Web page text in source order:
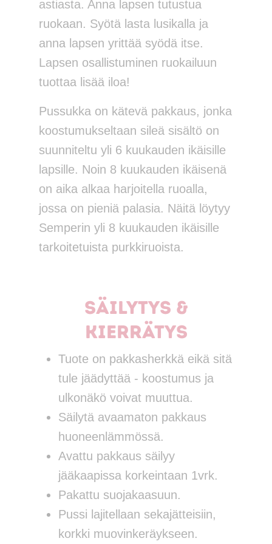
astiasta. Anna lapsen tutustua
ruokaan. Syötä lasta lusikalla ja
anna lapsen yrittää syödä itse.
Lapsen osallistuminen ruokailuun
tuottaa lisää iloa!
Pussukka on kätevä pakkaus, jonka
koostumukseltaan sileä sisältö on
suunniteltu yli 6 kuukauden ikäisille
lapsille. Noin 8 kuukauden ikäisenä
on aika alkaa harjoitella ruoalla,
jossa on pieniä palasia. Näitä löytyy
Semperin yli 8 kuukauden ikäisille
tarkoitetuista purkkiruoista.
Säilytys &
kierrätys
Tuote on pakkasherkkä eikä sitä
tule jäädyttää - koostumus ja
ulkonäkö voivat muuttua.
Säilytä avaamaton pakkaus
huoneenlämmössä.
Avattu pakkaus säilyy
jääkaapissa korkeintaan 1vrk.
Pakattu suojakaasuun.
Pussi lajitellaan sekajätteisiin,
korkki muovinkeräykseen.